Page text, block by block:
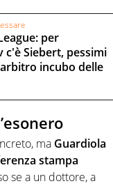
per
c'è Siebert, pessimi
incubo delle
ma Guardiola
stampa
se a un dottore, a